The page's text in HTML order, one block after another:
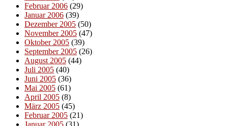
Februar 2006 (29)
Januar 2006 (39)
Dezember 2005 (50)
November 2005 (47)
Oktober 2005 (39)
September 2005 (26)
August 2005 (44)
Juli 2005 (40)
Juni 2005 (36)
Mai 2005 (61)
April 2005 (8)
März 2005 (45)
Februar 2005 (21)